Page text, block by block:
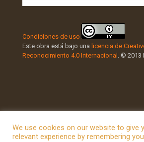
Condiciones de uso
Este obra está bajo una licencia de
Reconocimiento 4.0 Internacional . ©
We use cookies on our website to give
relevant experience by remembering